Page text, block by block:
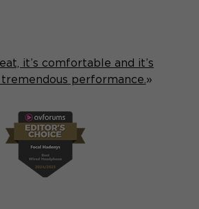
it’s comfortable and it’s
performance.»